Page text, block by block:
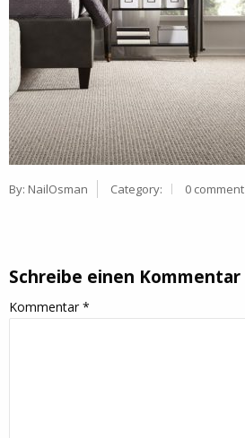
By: NailOsman Category: 0 comment
Schreibe einen Kommentar
Kommentar*